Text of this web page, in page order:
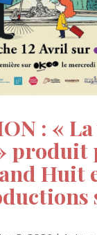
: « La
produit
Huit